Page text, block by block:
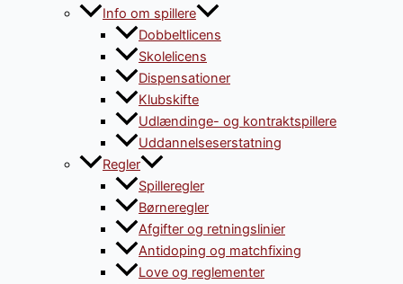
Info om spillere
Dobbeltlicens
Skolelicens
Dispensationer
Klubskifte
Udlændinge- og kontraktspillere
Uddannelseserstatning
Regler
Spilleregler
Børneregler
Afgifter og retningslinier
Antidoping og matchfixing
Love og reglementer